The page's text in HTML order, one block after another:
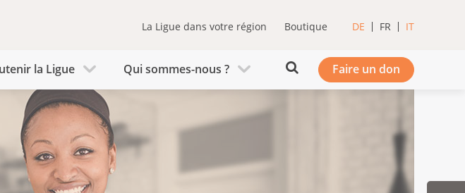
La Ligue dans votre région Boutique DE FR IT
la Ligue Qui sommes-nous ? Faire un don